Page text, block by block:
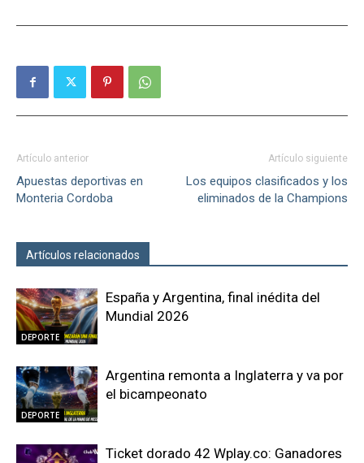
Artículo anterior
Apuestas deportivas en
Monteria Cordoba
Artículo siguiente
Los equipos clasificados y los
eliminados de la Champions
Artículos relacionados
DEPORTE
España y Argentina, final inédita del
Mundial 2026
DEPORTE
Argentina remonta a Inglaterra y va por
el bicampeonato
Ticket dorado 42 Wplay.co: Ganadores